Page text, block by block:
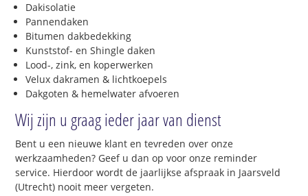
Dakisolatie
Pannendaken
Bitumen dakbedekking
Kunststof- en Shingle daken
Lood-, zink, en koperwerken
Velux dakramen & lichtkoepels
Dakgoten & hemelwater afvoeren
Wij zijn u graag ieder jaar van dienst
Bent u een nieuwe klant en tevreden over onze
werkzaamheden? Geef u dan op voor onze reminder
service. Hierdoor wordt de jaarlijkse afspraak in Jaarsveld
(Utrecht) nooit meer vergeten.